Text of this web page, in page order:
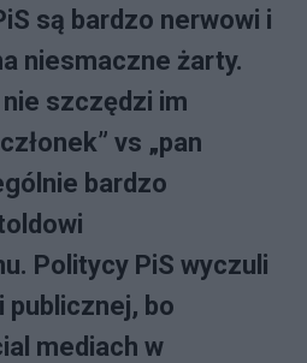
są bardzo nerwowi i
niesmaczne żarty.
szczędzi im
vs „pan
bardzo
Politycy PiS wyczuli
publicznej, bo
mediach w